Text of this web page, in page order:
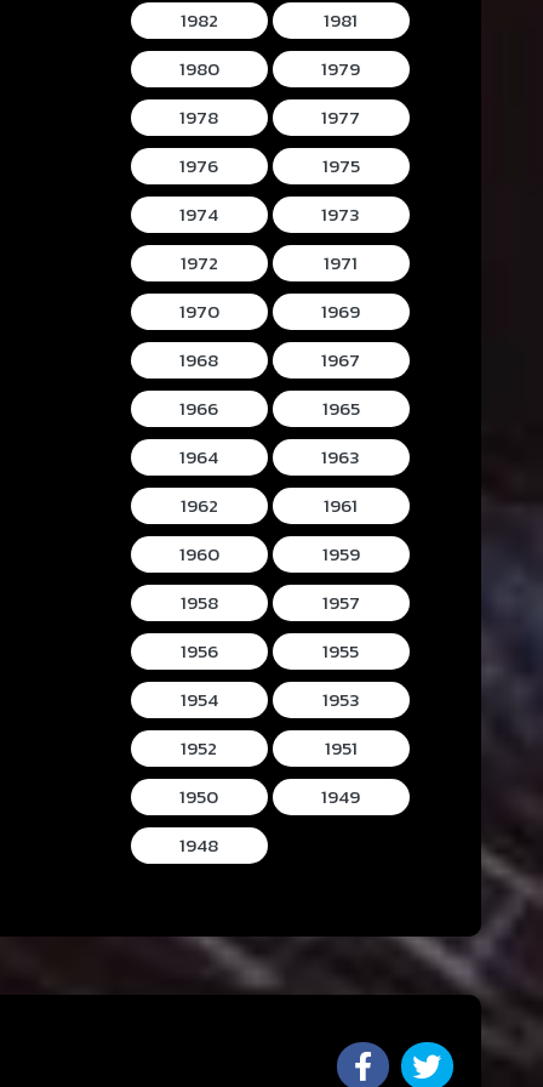
1982
1981
1980
1979
1978
1977
1976
1975
1974
1973
1972
1971
1970
1969
1968
1967
1966
1965
1964
1963
1962
1961
1960
1959
1958
1957
1956
1955
1954
1953
1952
1951
1950
1949
1948